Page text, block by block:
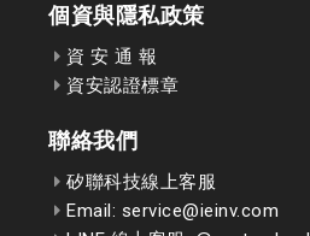
個資與隱私政策
資 安 通 報
資安認證標章
聯絡我們
矽聯科技線上客服
Email: service@ieinv.com